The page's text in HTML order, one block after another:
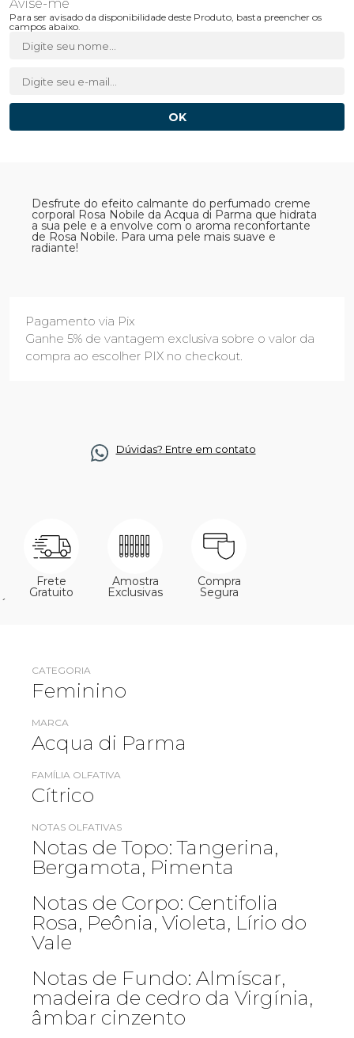
Para ser avisado da disponibilidade deste Produto, basta preencher os
campos abaixo.
Desfrute do efeito calmante do perfumado creme
corporal Rosa Nobile da Acqua di Parma que hidrata
a sua pele e a envolve com o aroma reconfortante
de Rosa Nobile. Para uma pele mais suave e
radiante!
Pagamento via Pix
Ganhe 5% de vantagem exclusiva sobre o valor da
compra ao escolher PIX no checkout.
Dúvidas? Entre em contato
Frete
Gratuito
Amostra
Exclusivas
Compra
Segura
´
CATEGORIA
Feminino
MARCA
Acqua di Parma
FAMÍLIA OLFATIVA
Cítrico
NOTAS OLFATIVAS
Notas de Topo: Tangerina,
Bergamota, Pimenta
Notas de Corpo: Centifolia
Rosa, Peônia, Violeta, Lírio do
Vale
Notas de Fundo: Almíscar,
madeira de cedro da Virgínia,
âmbar cinzento